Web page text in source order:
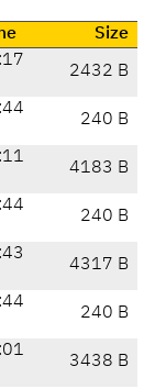
Size
2432 B
240 B
4183 B
240 B
4317 B
240 B
3438 B